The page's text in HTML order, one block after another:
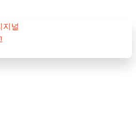
지널